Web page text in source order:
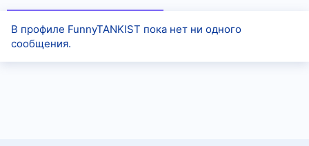
В профиле FunnyTANKIST пока нет ни одного
сообщения.